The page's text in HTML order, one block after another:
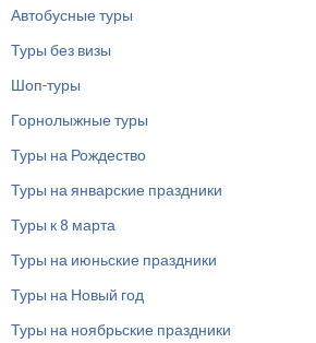
Автобусные туры
Туры без визы
Шоп-туры
Горнолыжные туры
Туры на Рождество
Туры на январские праздники
Туры к 8 марта
Туры на июньские праздники
Туры на Новый год
Туры на ноябрьские праздники